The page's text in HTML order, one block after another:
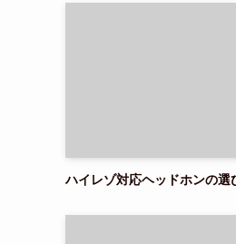
ハイレゾ対応ヘッドホンの選